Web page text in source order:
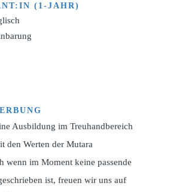
(1-JAHR)
Ausbildung im Treuhandbereich
den Werten der Mutara
wenn im Moment keine passende
ist, freuen wir uns auf